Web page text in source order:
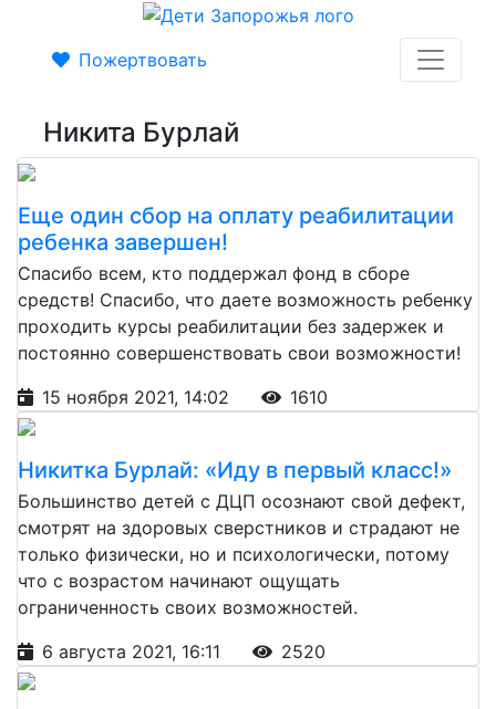
Пожертвовать
Никита Бурлай
Еще один сбор на оплату реабилитации
ребенка завершен!
Спасибо всем, кто поддержал фонд в сборе
средств! Спасибо, что даете возможность ребенку
проходить курсы реабилитации без задержек и
постоянно совершенствовать свои возможности!
15 ноября 2021, 14:02
1610
Никитка Бурлай: «Иду в первый класс!»
Большинство детей с ДЦП осознают свой дефект,
смотрят на здоровых сверстников и страдают не
только физически, но и психологически, потому
что с возрастом начинают ощущать
ограниченность своих возможностей.
6 августа 2021, 16:11
2520